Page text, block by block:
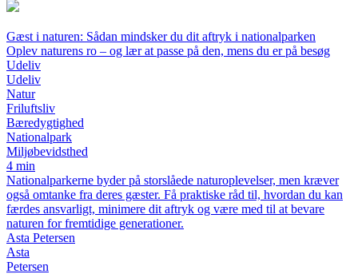
Gæst i naturen: Sådan mindsker du dit aftryk i nationalparken
Oplev naturens ro – og lær at passe på den, mens du er på besøg
Udeliv
Udeliv
Natur
Friluftsliv
Bæredygtighed
Nationalpark
Miljøbevidsthed
4 min
Nationalparkerne byder på storslåede naturoplevelser, men kræver
også omtanke fra deres gæster. Få praktiske råd til, hvordan du kan
færdes ansvarligt, minimere dit aftryk og være med til at bevare
naturen for fremtidige generationer.
Asta Petersen
Asta
Petersen